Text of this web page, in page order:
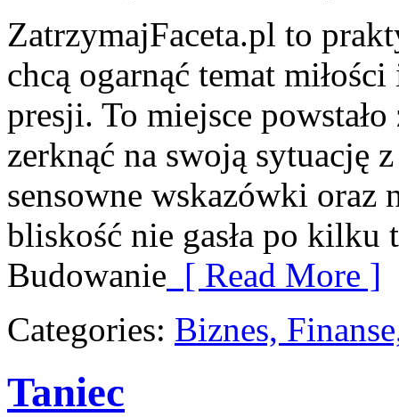
ZatrzymajFaceta.pl to
chcą ogarnąć temat
presji. To miejsce
zerknąć na swoją sytuację
sensowne wskazówki oraz
bliskość nie gasła po kilku
Budowanie [ Read More ]
Categories: Biznes,
Taniec